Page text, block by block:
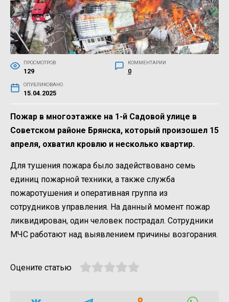
ПРОСМОТРОВ
129
КОММЕНТАРИИ
0
ОПУБЛИКОВАНО
15.04.2025
Пожар в многоэтажке на 1-й Садовой улице в
Советском районе Брянска, который произошел 15
апреля, охватил кровлю и несколько квартир.
Для тушения пожара было задействовано семь
единиц пожарной техники, а также служба
пожаротушения и оперативная группа из
сотрудников управления. На данный момент пожар
ликвидирован, один человек пострадал. Сотрудники
МЧС работают над выявлением причины возгорания.
Оцените статью